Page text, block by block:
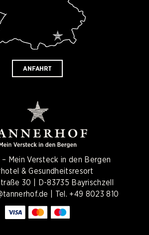
ANFAHRT
– Mein Versteck in den Bergen
& Gesundheitsresort
30 | D-83735 Bayrischzell
| Tel. +49 8023 810